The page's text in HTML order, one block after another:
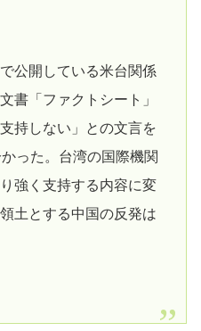
公開している米台関係
書「ファクトシート」
持しない」との文言を
った。台湾の国際機関
強く支持する内容に変
土とする中国の反発は